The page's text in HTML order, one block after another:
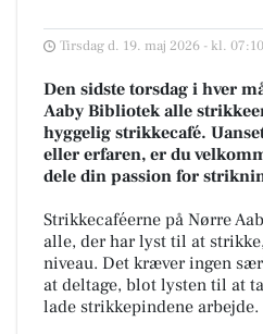
Tirsdag d. 19. maj 2026 - kl. 07:10
Den sidste torsdag i hver
Aaby Bibliotek alle
hyggelig strikkecafé.
eller erfaren, er du
dele din passion for
Strikkecaféerne på Nørre
alle, der har lyst til at
niveau. Det kræver ingen
at deltage, blot lysten til at
lade strikkepindene arbejde.